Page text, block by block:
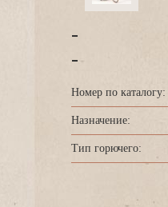
-
-
Номер по каталогу:
Назначение:
Тип горючего: